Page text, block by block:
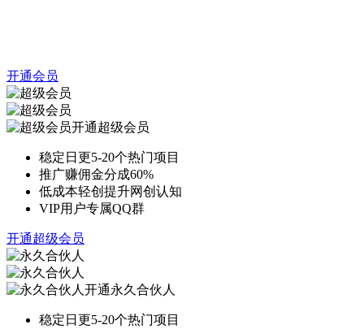
开通会员
开通超级会员
稳定日更5-20个热门项目
推广赚佣金分成60%
低成本轻创提升网创认知
VIP用户专属QQ群
开通超级会员
开通永久合伙人
稳定日更5-20个热门项目